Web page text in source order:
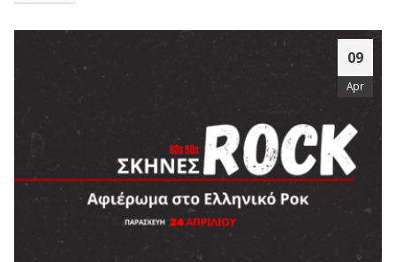
09
Apr